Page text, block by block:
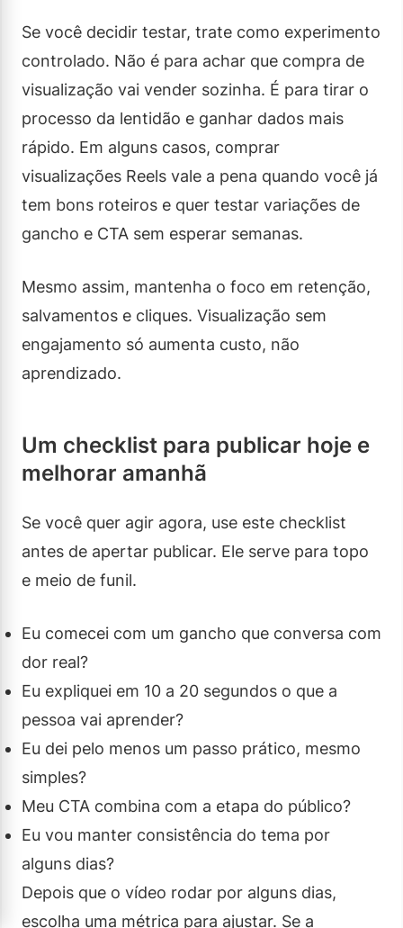
Se você decidir testar, trate como experimento
controlado. Não é para achar que compra de
visualização vai vender sozinha. É para tirar o
processo da lentidão e ganhar dados mais
rápido. Em alguns casos, comprar
visualizações Reels vale a pena quando você já
tem bons roteiros e quer testar variações de
gancho e CTA sem esperar semanas.
Mesmo assim, mantenha o foco em retenção,
salvamentos e cliques. Visualização sem
engajamento só aumenta custo, não
aprendizado.
Um checklist para publicar hoje e
melhorar amanhã
Se você quer agir agora, use este checklist
antes de apertar publicar. Ele serve para topo
e meio de funil.
Eu comecei com um gancho que conversa com
dor real?
Eu expliquei em 10 a 20 segundos o que a
pessoa vai aprender?
Eu dei pelo menos um passo prático, mesmo
simples?
Meu CTA combina com a etapa do público?
Eu vou manter consistência do tema por
alguns dias?
Depois que o vídeo rodar por alguns dias,
escolha uma métrica para ajustar. Se a